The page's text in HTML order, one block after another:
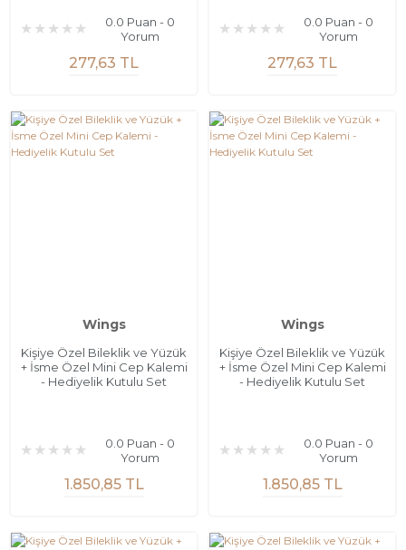
0.0 Puan - 0
Yorum
277,63 TL
0.0 Puan - 0
Yorum
277,63 TL
Wings
Kişiye Özel Bileklik ve Yüzük
+ İsme Özel Mini Cep Kalemi
- Hediyelik Kutulu Set
0.0 Puan - 0
Yorum
1.850,85 TL
Wings
Kişiye Özel Bileklik ve Yüzük
+ İsme Özel Mini Cep Kalemi
- Hediyelik Kutulu Set
0.0 Puan - 0
Yorum
1.850,85 TL